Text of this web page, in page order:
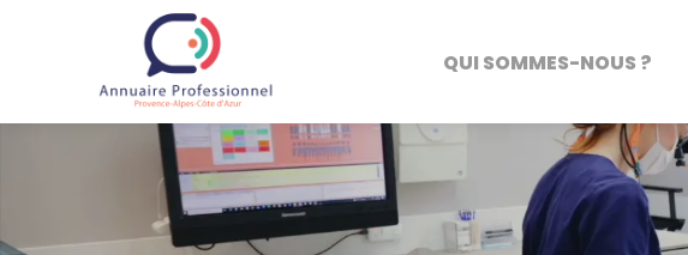
QUI SOMMES-NOUS ?